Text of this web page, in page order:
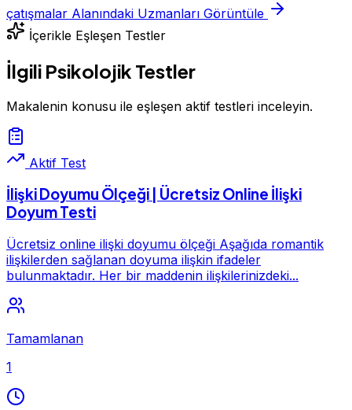
çatışmalar Alanındaki Uzmanları Görüntüle
İçerikle Eşleşen Testler
İlgili Psikolojik Testler
Makalenin konusu ile eşleşen aktif testleri inceleyin.
Aktif Test
İlişki Doyumu Ölçeği | Ücretsiz Online İlişki
Doyum Testi
Ücretsiz online ilişki doyumu ölçeği Aşağıda romantik
ilişkilerden sağlanan doyuma ilişkin ifadeler
bulunmaktadır. Her bir maddenin ilişkilerinizdeki...
Tamamlanan
1